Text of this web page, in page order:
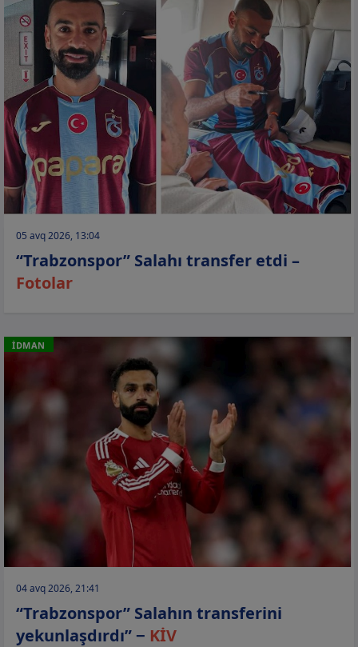
05 avq 2026, 13:04
“Trabzonspor” Salahı transfer etdi –
Fotolar
İDMAN
04 avq 2026, 21:41
“Trabzonspor” Salahın transferini
yekunlaşdırdı” − KİV